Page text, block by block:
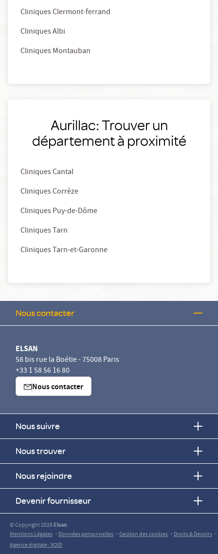
Cliniques Clermont-ferrand
Cliniques Albi
Cliniques Montauban
Aurillac: Trouver un
département à proximité
Cliniques Cantal
Cliniques Corrèze
Cliniques Puy-de-Dôme
Cliniques Tarn
Cliniques Tarn-et-Garonne
Nous contacter
ELSAN
58 bis rue la Boétie - 75008 Paris
+33 1 58 56 16 80
Nous contacter
Nous suivre
Nous trouver
Nous rejoindre
Devenir fournisseur
© Copyright 2026Elsan
Mentions Légales -Données personnelles -Gestion des cookies -Droits & Devoirs -
Agence digitale : VOID